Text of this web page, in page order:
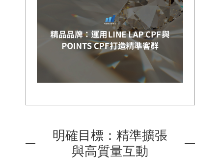
明確目標：精準擴張
與高質量互動